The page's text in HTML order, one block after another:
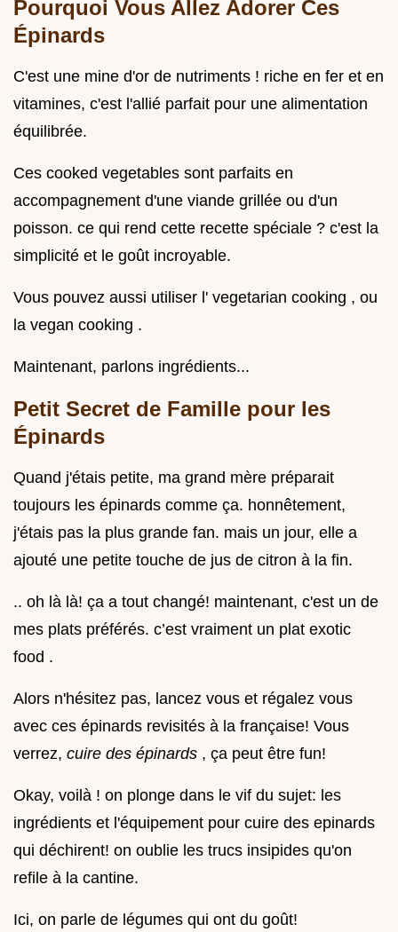
Pourquoi Vous Allez Adorer Ces
Épinards
C'est une mine d'or de nutriments ! riche en fer et en
vitamines, c'est l'allié parfait pour une alimentation
équilibrée.
Ces cooked vegetables sont parfaits en
accompagnement d'une viande grillée ou d'un
poisson. ce qui rend cette recette spéciale ? c'est la
simplicité et le goût incroyable.
Vous pouvez aussi utiliser l' vegetarian cooking , ou
la vegan cooking .
Maintenant, parlons ingrédients...
Petit Secret de Famille pour les
Épinards
Quand j'étais petite, ma grand mère préparait
toujours les épinards comme ça. honnêtement,
j'étais pas la plus grande fan. mais un jour, elle a
ajouté une petite touche de jus de citron à la fin.
.. oh là là! ça a tout changé! maintenant, c'est un de
mes plats préférés. c’est vraiment un plat exotic
food .
Alors n'hésitez pas, lancez vous et régalez vous
avec ces épinards revisités à la française! Vous
verrez, cuire des épinards , ça peut être fun!
Okay, voilà ! on plonge dans le vif du sujet: les
ingrédients et l'équipement pour cuire des epinards
qui déchirent! on oublie les trucs insipides qu'on
refile à la cantine.
Ici, on parle de légumes qui ont du goût!